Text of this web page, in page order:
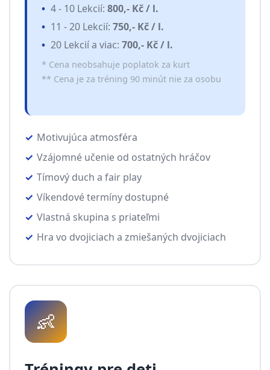
4 - 10 Lekcií: 800,- Kč / l.
11 - 20 Lekcií: 750,- Kč / l.
20 Lekcií a viac: 700,- Kč / l.
* Cena neobsahuje poplatok za kurt
** Cena je za tréning 90 minút nie za osobu
Motivujúca atmosféra
Vzájomné učenie od ostatných hráčov
Tímový duch a fair play
Víkendové termíny dostupné
Vlastná skupina s priateľmi
Hra vo dvojiciach a zmiešaných dvojiciach
👶